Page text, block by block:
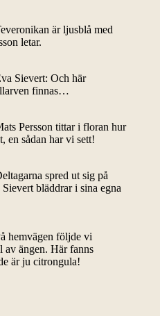
är ljusblå med
letar.
Sievert: Och här
finnas…
Persson tittar i floran hur
en sådan har vi sett!
spred ut sig på
bläddrar i sina egna
hemvägen följde vi
av ängen. Här fanns
är ju citrongula!